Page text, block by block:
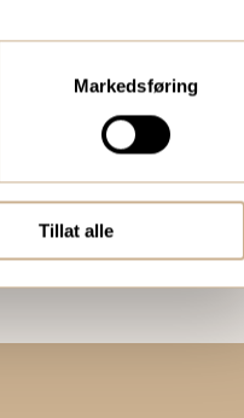
Markedsføring
Tillat alle
nytt innenfor
og mikroskopi.